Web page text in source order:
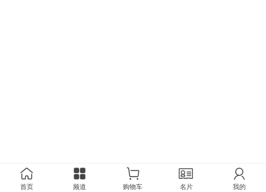
首页 频道 购物车 名片 我的